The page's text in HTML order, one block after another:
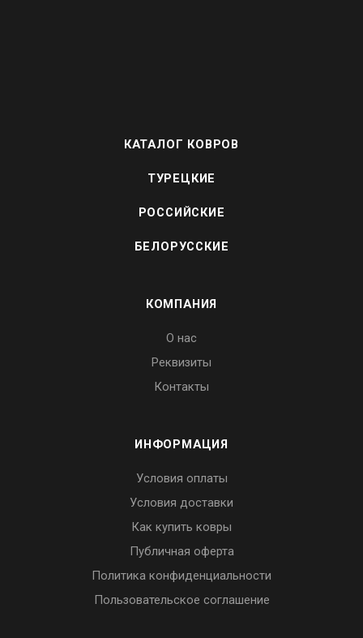
КАТАЛОГ КОВРОВ
ТУРЕЦКИЕ
РОССИЙСКИЕ
БЕЛОРУССКИЕ
КОМПАНИЯ
О нас
Реквизиты
Контакты
ИНФОРМАЦИЯ
Условия оплаты
Условия доставки
Как купить ковры
Публичная оферта
Политика конфиденциальности
Пользовательское соглашение